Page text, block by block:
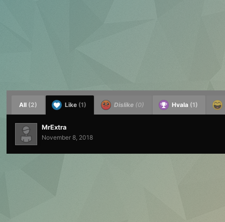
All (2) Like (1) Dislike (0) Hvala (1)
MrExtra
November 8, 2018